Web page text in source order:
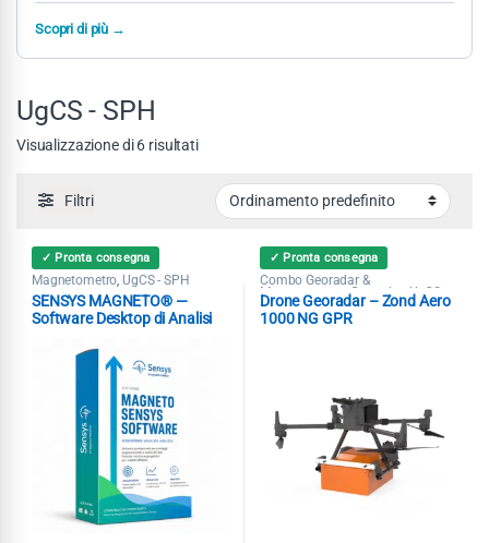
Scopri di più →
UgCS - SPH
Visualizzazione di 6 risultati
Filtri
✓ Pronta consegna
Magnetometro ,UgCS - SPH
SENSYS MAGNETO® —
Software Desktop di Analisi
Professionale
✓ Pronta consegna
Combo Georadar &
Magnetometro ,Georadar UgCS -
SPH
Drone Georadar – Zond Aero
1000 NG GPR